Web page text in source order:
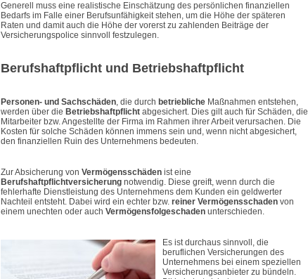
Generell muss eine realistische Einschätzung des persönlichen finanziellen
Bedarfs im Falle einer Berufsunfähigkeit stehen, um die Höhe der späteren
Raten und damit auch die Höhe der vorerst zu zahlenden Beiträge der
Versicherungspolice sinnvoll festzulegen.
Berufshaftpflicht und Betriebshaftpflicht
Personen- und Sachschäden, die durch betriebliche Maßnahmen entstehen,
werden über die Betriebshaftpflicht abgesichert. Dies gilt auch für Schäden, die
Mitarbeiter bzw. Angestellte der Firma im Rahmen ihrer Arbeit verursachen. Die
Kosten für solche Schäden können immens sein und, wenn nicht abgesichert,
den finanziellen Ruin des Unternehmens bedeuten.
Zur Absicherung von Vermögensschäden ist eine
Berufshaftpflichtversicherung notwendig. Diese greift, wenn durch die
fehlerhafte Dienstleistung des Unternehmens dem Kunden ein geldwerter
Nachteil entsteht. Dabei wird ein echter bzw. reiner Vermögensschaden von
einem unechten oder auch Vermögensfolgeschaden unterschieden.
Es ist durchaus sinnvoll, die
beruflichen Versicherungen des
Unternehmens bei einem speziellen
Versicherungsanbieter zu bündeln.